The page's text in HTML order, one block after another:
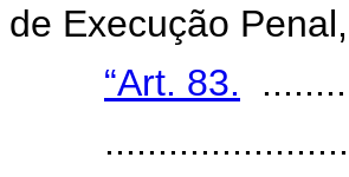
de Execução
“Art. 83.